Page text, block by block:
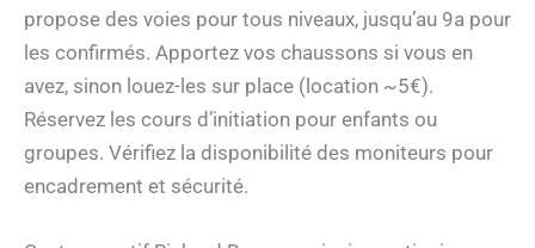
propose des voies pour tous niveaux, jusqu’au 9a pour
les confirmés. Apportez vos chaussons si vous en
avez, sinon louez-les sur place (location ~5€).
Réservez les cours d’initiation pour enfants ou
groupes. Vérifiez la disponibilité des moniteurs pour
encadrement et sécurité.